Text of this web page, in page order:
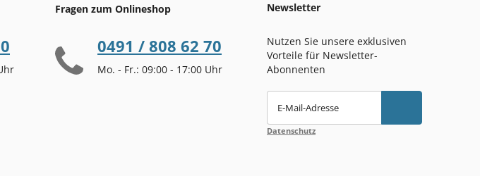
Fragen zum Onlineshop
0491 / 808 62 70
Mo. - Fr.: 09:00 - 17:00 Uhr
Newsletter
Nutzen Sie unsere exklusiven
Vorteile für Newsletter-
Abonnenten
E-Mail-Adresse
Datenschutz